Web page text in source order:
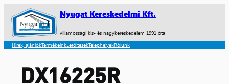
Nyugat Kereskedelmi Kft.
villamossági kis- és nagykereskedelem 1991 óta
Hírek, ajánlókTermékeinkLetöltésekTelephelyekRólunk
DX16225R